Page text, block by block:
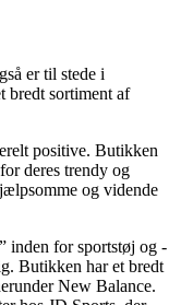
er til stede i
bredt sortiment af
positive. Butikken
deres trendy og
og vidende
inden for sportstøj og -
Butikken har et bredt
New Balance.